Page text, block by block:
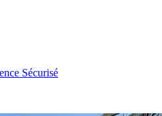
Sécurisé